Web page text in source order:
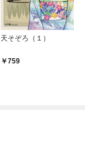
天そぞろ（１）
759